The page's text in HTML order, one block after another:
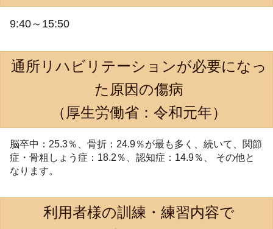
9:40～15:50
通所リハビリテーションが必要になっ
た原因の傷病
（厚生労働省：令和元年）
脳卒中：25.3％、骨折：24.9％が最も多く、続いて、関節
症・骨粗しょう症：18.2％、認知症：14.9％、 その他と
なります。
利用者様の訓練・練習内容で